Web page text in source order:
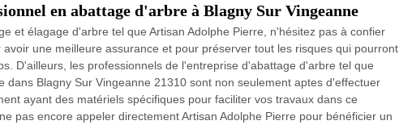
en abattage d'arbre à Blagny Sur Vingeanne
et élagage d'arbre tel que Artisan Adolphe Pierre, n'hésitez pas à confier
une meilleure assurance et pour préserver tout les risques qui pourront
D'ailleurs, les professionnels de l'entreprise d'abattage d'arbre tel que
dans Blagny Sur Vingeanne 21310 sont non seulement aptes d'effectuer
ayant des matériels spécifiques pour faciliter vos travaux dans ce
pas encore appeler directement Artisan Adolphe Pierre pour bénéficier un